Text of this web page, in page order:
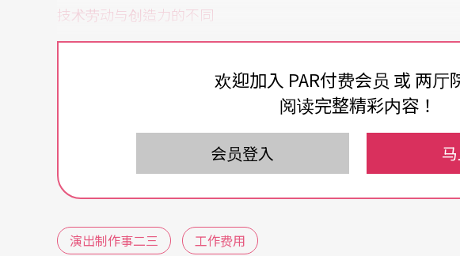
技术劳动与创造力的不同
之前总会听到，一个剧场技术工作人员的一个剧场周收入所得
导在一出制作的所得。而前者却是在整体制作期程中，参与最
案计算。这不是公平与否的问题，体能对应创造，体力劳动对
置，不是智商因素，而是与生俱来的天赋。而演出人员更甚，
的加总，人类全能的所有，来取悦于观众共鸣。
赋，付出的是直接的动力，工作习惯是以目标导向为主。能力的
欢迎加入 PAR付费会员 或 两厅
阅读完整精彩内容！
会员登入
演出制作事二三 工作费用